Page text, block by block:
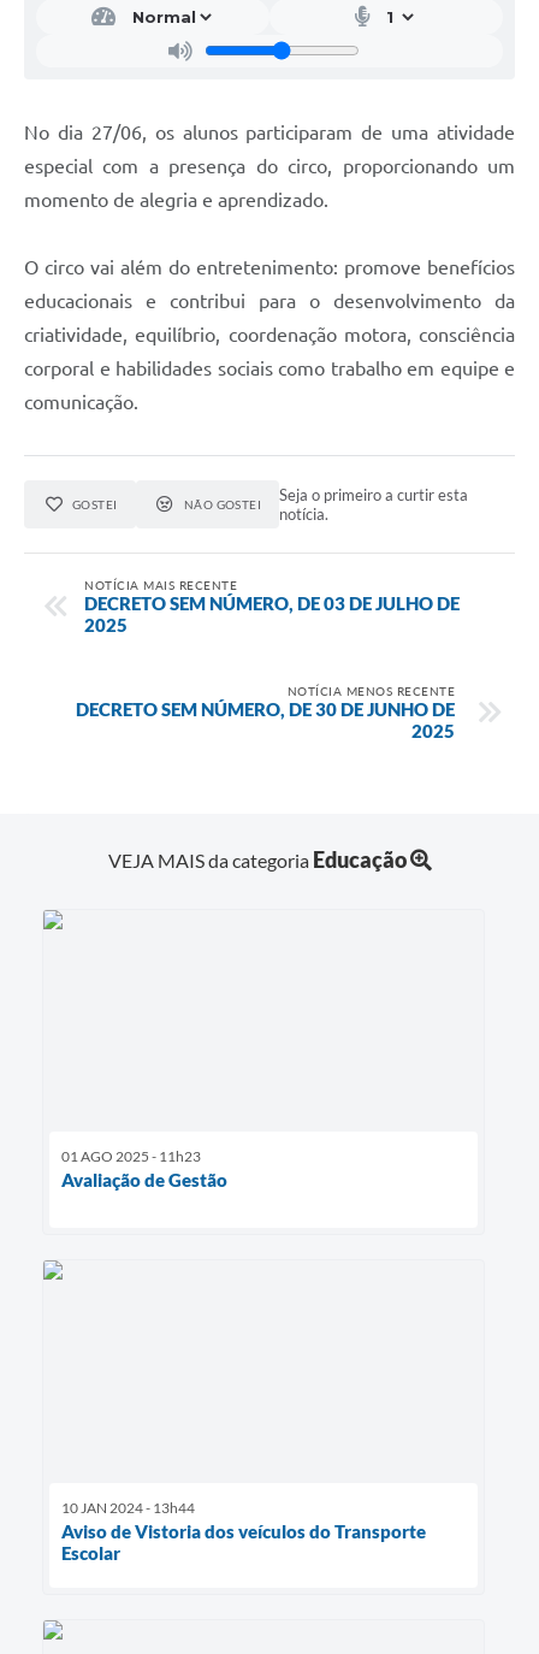
No dia 27/06, os alunos participaram de uma atividade
especial com a presença do circo, proporcionando um
momento de alegria e aprendizado.
O circo vai além do entretenimento: promove benefícios
educacionais e contribui para o desenvolvimento da
criatividade, equilíbrio, coordenação motora, consciência
corporal e habilidades sociais como trabalho em equipe e
comunicação.
GOSTEI NÃO GOSTEI
Seja o primeiro a curtir esta
notícia.
NOTÍCIA MAIS RECENTE
DECRETO SEM NÚMERO, DE 03 DE JULHO DE
2025
NOTÍCIA MENOS RECENTE
DECRETO SEM NÚMERO, DE 30 DE JUNHO DE
2025
VEJA MAIS da categoria Educação
01 AGO 2025 - 11h23
Avaliação de Gestão
10 JAN 2024 - 13h44
Aviso de Vistoria dos veículos do Transporte
Escolar